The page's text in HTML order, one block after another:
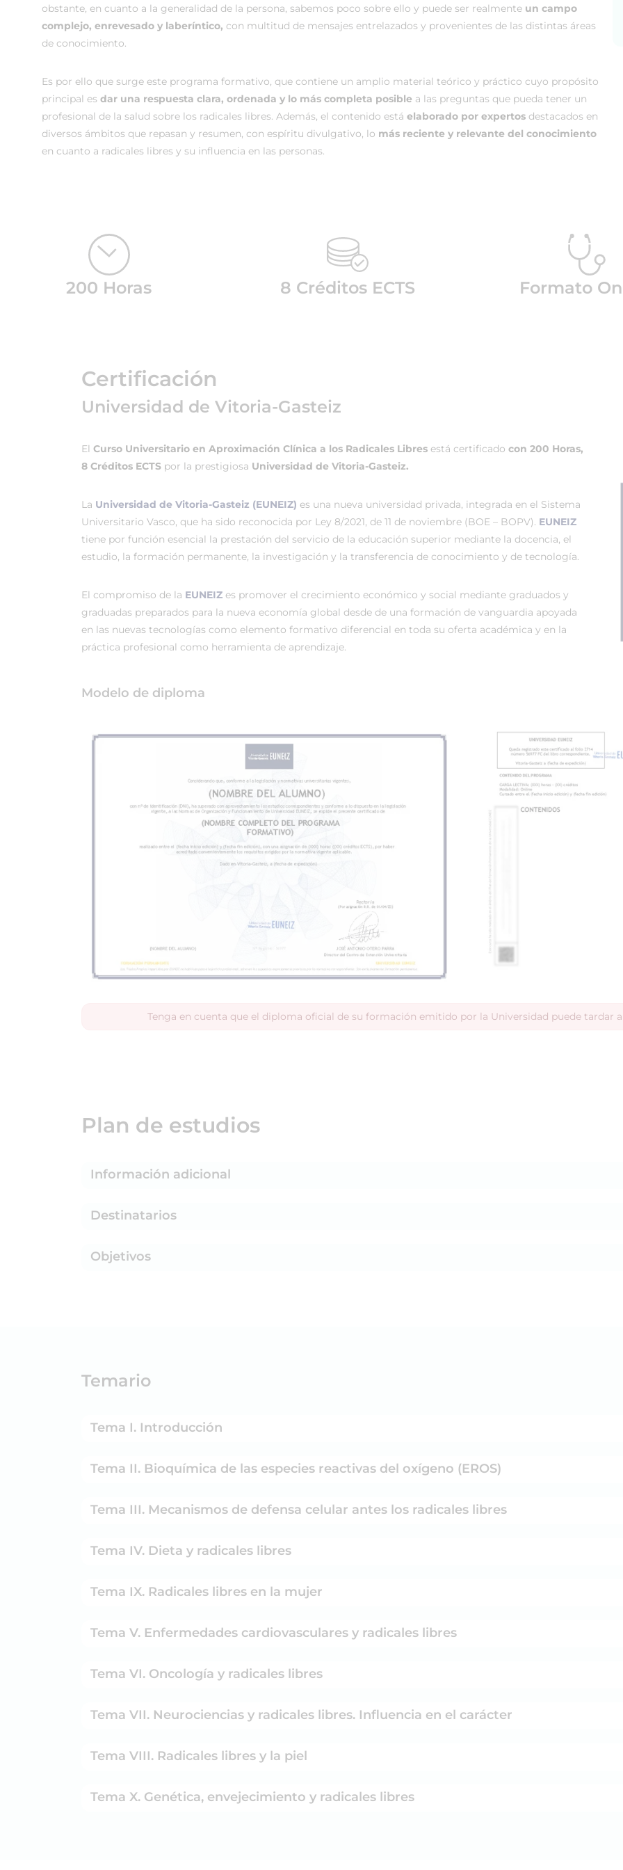
obstante, en cuanto a la generalidad de la persona, sabemos poco sobre ello y puede ser realmente un campo
complejo, enrevesado y laberíntico, con multitud de mensajes entrelazados y provenientes de las distintas áreas
de conocimiento.
Es por ello que surge este programa formativo, que contiene un amplio material teórico y práctico cuyo propósito
principal es dar una respuesta clara, ordenada y lo más completa posible a las preguntas que pueda tener un
profesional de la salud sobre los radicales libres. Además, el contenido está elaborado por expertos destacados en
diversos ámbitos que repasan y resumen, con espíritu divulgativo, lo más reciente y relevante del conocimiento
en cuanto a radicales libres y su influencia en las personas.
200 Horas 8 Créditos ECTS Formato
Certificación
Universidad de Vitoria-Gasteiz
El Curso Universitario en Aproximación Clínica a los Radicales Libres está certificado con 200 Horas,
8 Créditos ECTS por la prestigiosa Universidad de Vitoria-Gasteiz.
La Universidad de Vitoria-Gasteiz (EUNEIZ) es una nueva universidad privada, integrada en el Sistema
Universitario Vasco, que ha sido reconocida por Ley 8/2021, de 11 de noviembre (BOE – BOPV). EUNEIZ
tiene por función esencial la prestación del servicio de la educación superior mediante la docencia, el
estudio, la formación permanente, la investigación y la transferencia de conocimiento y de tecnología.
El compromiso de la EUNEIZ es promover el crecimiento económico y social mediante graduados y
graduadas preparados para la nueva economía global desde de una formación de vanguardia apoyada
en las nuevas tecnologías como elemento formativo diferencial en toda su oferta académica y en la
práctica profesional como herramienta de aprendizaje.
Modelo de diploma
Tenga en cuenta que el diploma oficial de su formación emitido por la Universidad puede tardar
Plan de estudios
Información adicional
Destinatarios
Objetivos
Temario
Tema I. Introducción
Tema II. Bioquímica de las especies reactivas del oxígeno (EROS)
Tema III. Mecanismos de defensa celular antes los radicales libres
Tema IV. Dieta y radicales libres
Tema IX. Radicales libres en la mujer
Tema V. Enfermedades cardiovasculares y radicales libres
Tema VI. Oncología y radicales libres
Tema VII. Neurociencias y radicales libres. Influencia en el carácter
Tema VIII. Radicales libres y la piel
Tema X. Genética, envejecimiento y radicales libres